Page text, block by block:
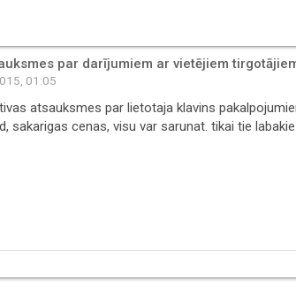
par darījumiem ar vietējiem
01:05
atsauksmes par lietotaja klavins
sakarigas cenas, visu var sarunat. tikai tie